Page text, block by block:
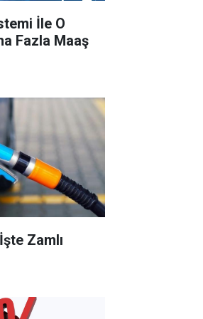
İle O
Fazla Maaş
Zamlı